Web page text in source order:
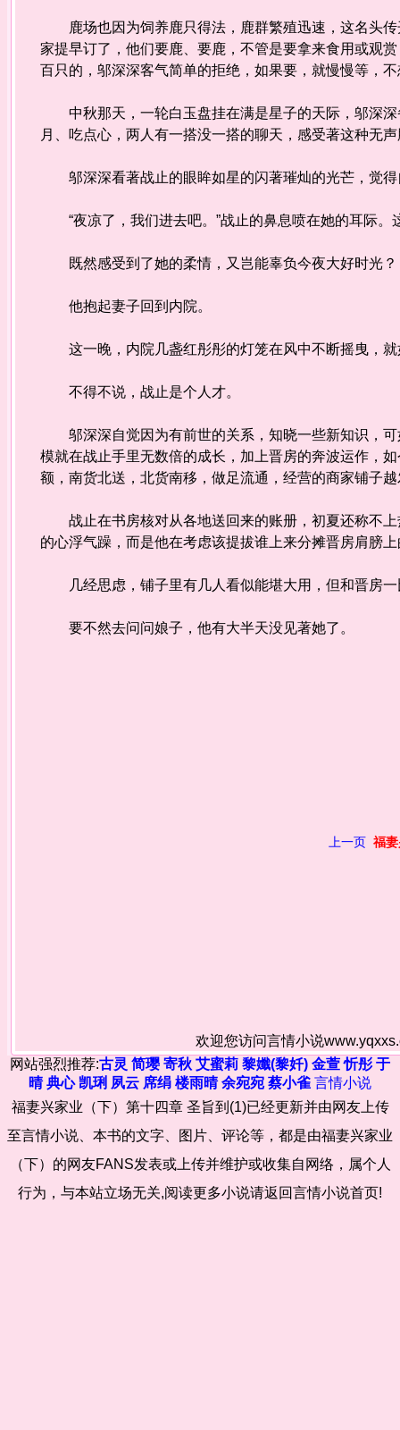
鹿场也因为饲养鹿只得法，鹿群繁殖迅速，这名头传
家提早订了，他们要鹿、要鹿，不管是要拿来食用或观
百只的，邬深深客气简单的拒绝，如果要，就慢慢等，
中秋那天，一轮白玉盘挂在满是星子的天际，邬深深
月、吃点心，两人有一搭没一搭的聊天，感受著这种无
邬深深看著战止的眼眸如星的闪著璀灿的光芒，觉得
“夜凉了，我们进去吧。”战止的鼻息喷在她的耳际。
既然感受到了她的柔情，又岂能辜负今夜大好时光？
他抱起妻子回到内院。
这一晚，内院几盏红彤彤的灯笼在风中不断摇曳，就
不得不说，战止是个人才。
邬深深自觉因为有前世的关系，知晓一些新知识，可
模就在战止手里无数倍的成长，加上晋房的奔波运作，
额，南货北送，北货南移，做足流通，经营的商家铺子
战止在书房核对从各地送回来的账册，初夏还称不上
的心浮气躁，而是他在考虑该提拔谁上来分摊晋房肩膀
几经思虑，铺子里有几人看似能堪大用，但和晋房一
要不然去问问娘子，他有大半天没见著她了。
上一页 福
欢迎您访问言情小说
网站强烈推荐:古灵 简璎 寄秋 艾蜜莉 黎孅(黎奷) 金萱 忻彤 于
晴 典心 凯琍 夙云 席绢 楼雨晴 余宛宛 蔡小雀 言情小说
福妻兴家业（下）第十四章 圣旨到(1)已经更新并由网友上传
至言情小说、本书的文字、图片、评论等，都是由福妻兴家业
（下）的网友FANS发表或上传并维护或收集自网络，属个人
行为，与本站立场无关,阅读更多小说请返回言情小说首页!